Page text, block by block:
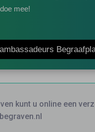
mee!
kunt u online een